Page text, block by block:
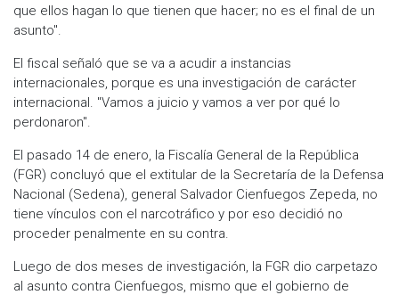
que ellos hagan lo que tienen que hacer; no es el final de un
asunto".
El fiscal señaló que se va a acudir a instancias
internacionales, porque es una investigación de carácter
internacional. "Vamos a juicio y vamos a ver por qué lo
perdonaron".
El pasado 14 de enero, la Fiscalía General de la República
(FGR) concluyó que el extitular de la Secretaría de la Defensa
Nacional (Sedena), general Salvador Cienfuegos Zepeda, no
tiene vínculos con el narcotráfico y por eso decidió no
proceder penalmente en su contra.
Luego de dos meses de investigación, la FGR dio carpetazo
al asunto contra Cienfuegos, mismo que el gobierno de